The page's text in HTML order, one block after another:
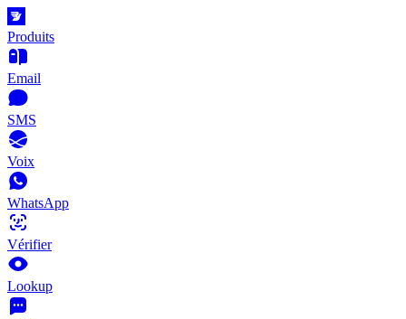
Produits
Email
SMS
Voix
WhatsApp
Vérifier
Lookup